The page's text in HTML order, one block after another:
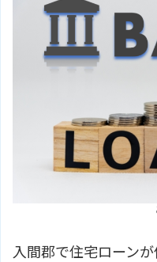
入間郡で住宅ローン